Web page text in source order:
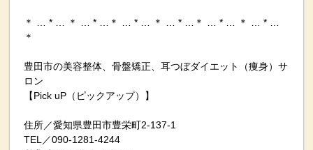
＊ … * … ＊ … * …＊ … * … ＊ … * …＊ … * … ＊ … * …
＊
豊田市の美容整体、骨盤矯正、耳つぼダイエット（痩身）サ
ロン
【Pick uP（ピックアップ）】
住所／愛知県豊田市豊栄町2-137-1
TEL／090-1281-4244